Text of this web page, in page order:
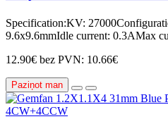
Specification:KV:
9.6x9.6mmIdle current: 0.3AMax
12.90€ bez PVN: 10.66€
Paziņot man